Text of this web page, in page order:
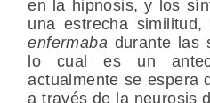
en la hipnosis, y los
una estrecha
enfermaba durante las
lo cual es un
actualmente se espera
a través de la neurosis